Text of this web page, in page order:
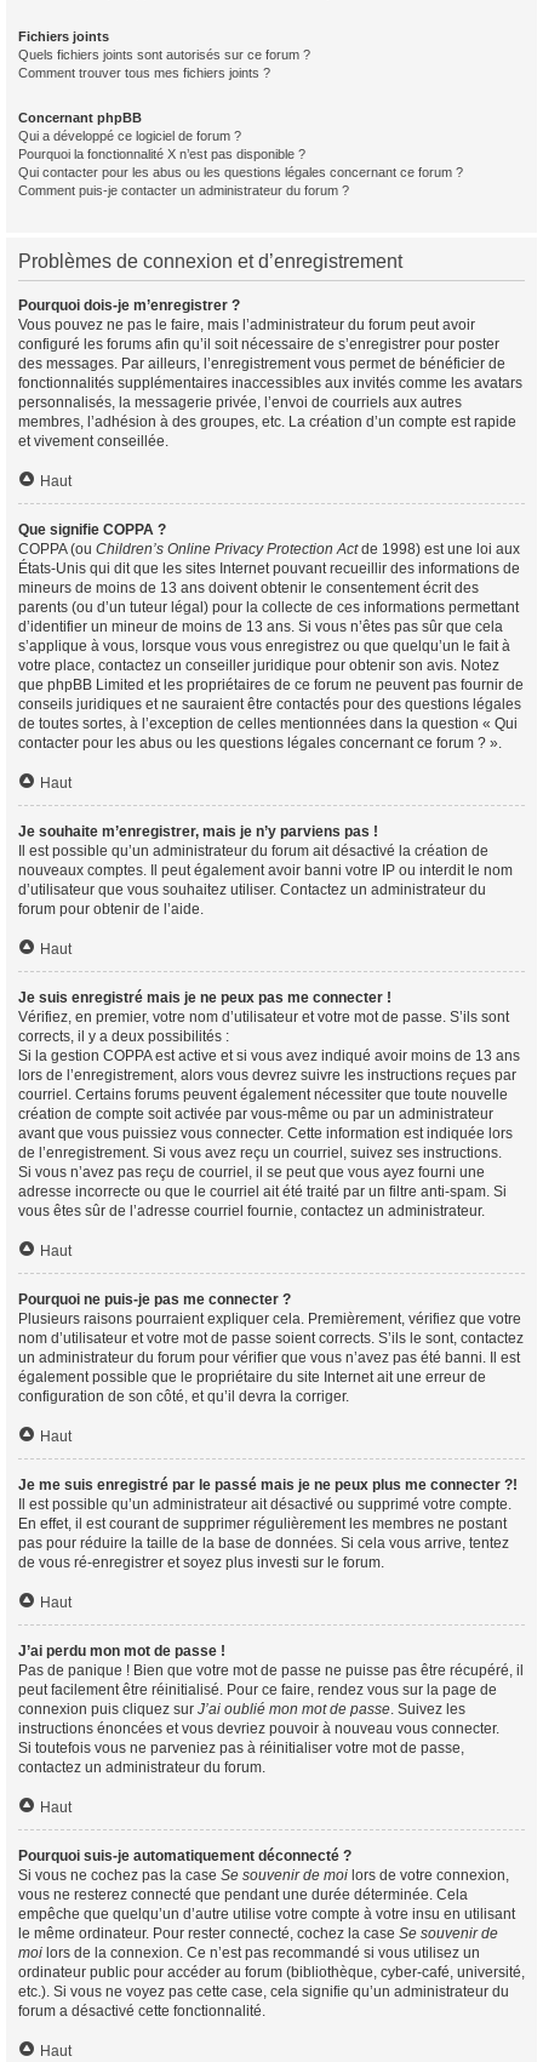
Fichiers joints
Quels fichiers joints sont autorisés sur ce forum ?
Comment trouver tous mes fichiers joints ?
Concernant phpBB
Qui a développé ce logiciel de forum ?
Pourquoi la fonctionnalité X n’est pas disponible ?
Qui contacter pour les abus ou les questions légales concernant ce forum ?
Comment puis-je contacter un administrateur du forum ?
Problèmes de connexion et d’enregistrement
Pourquoi dois-je m’enregistrer ?
Vous pouvez ne pas le faire, mais l’administrateur du forum peut avoir
configuré les forums afin qu’il soit nécessaire de s’enregistrer pour poster
des messages. Par ailleurs, l’enregistrement vous permet de bénéficier de
fonctionnalités supplémentaires inaccessibles aux invités comme les avatars
personnalisés, la messagerie privée, l’envoi de courriels aux autres
membres, l’adhésion à des groupes, etc. La création d’un compte est rapide
et vivement conseillée.
Haut
Que signifie COPPA ?
COPPA (ou Children’s Online Privacy Protection Actde 1998) est une loi aux
États-Unis qui dit que les sites Internet pouvant recueillir des informations de
mineurs de moins de 13 ans doivent obtenir le consentement écrit des
parents (ou d’un tuteur légal) pour la collecte de ces informations permettant
d’identifier un mineur de moins de 13 ans. Si vous n’êtes pas sûr que cela
s’applique à vous, lorsque vous vous enregistrez ou que quelqu’un le fait à
votre place, contactez un conseiller juridique pour obtenir son avis. Notez
que phpBB Limited et les propriétaires de ce forum ne peuvent pas fournir de
conseils juridiques et ne sauraient être contactés pour des questions légales
de toutes sortes, à l’exception de celles mentionnées dans la question « Qui
contacter pour les abus ou les questions légales concernant ce forum ? ».
Haut
Je souhaite m’enregistrer, mais je n’y parviens pas !
Il est possible qu’un administrateur du forum ait désactivé la création de
nouveaux comptes. Il peut également avoir banni votre IP ou interdit le nom
d’utilisateur que vous souhaitez utiliser. Contactez un administrateur du
forum pour obtenir de l’aide.
Haut
Je suis enregistré mais je ne peux pas me connecter !
Vérifiez, en premier, votre nom d’utilisateur et votre mot de passe. S’ils sont
corrects, il y a deux possibilités :
Si la gestion COPPA est active et si vous avez indiqué avoir moins de 13 ans
lors de l’enregistrement, alors vous devrez suivre les instructions reçues par
courriel. Certains forums peuvent également nécessiter que toute nouvelle
création de compte soit activée par vous-même ou par un administrateur
avant que vous puissiez vous connecter. Cette information est indiquée lors
de l’enregistrement. Si vous avez reçu un courriel, suivez ses instructions.
Si vous n’avez pas reçu de courriel, il se peut que vous ayez fourni une
adresse incorrecte ou que le courriel ait été traité par un filtre anti-spam. Si
vous êtes sûr de l’adresse courriel fournie, contactez un administrateur.
Haut
Pourquoi ne puis-je pas me connecter ?
Plusieurs raisons pourraient expliquer cela. Premièrement, vérifiez que votre
nom d’utilisateur et votre mot de passe soient corrects. S’ils le sont, contactez
un administrateur du forum pour vérifier que vous n’avez pas été banni. Il est
également possible que le propriétaire du site Internet ait une erreur de
configuration de son côté, et qu’il devra la corriger.
Haut
Je me suis enregistré par le passé mais je ne peux plus me connecter ?!
Il est possible qu’un administrateur ait désactivé ou supprimé votre compte.
En effet, il est courant de supprimer régulièrement les membres ne postant
pas pour réduire la taille de la base de données. Si cela vous arrive, tentez
de vous ré-enregistrer et soyez plus investi sur le forum.
Haut
J’ai perdu mon mot de passe !
Pas de panique ! Bien que votre mot de passe ne puisse pas être récupéré, il
peut facilement être réinitialisé. Pour ce faire, rendez vous sur la page de
connexion puis cliquez sur J’ai oublié mon mot de passe. Suivez les
instructions énoncées et vous devriez pouvoir à nouveau vous connecter.
Si toutefois vous ne parveniez pas à réinitialiser votre mot de passe,
contactez un administrateur du forum.
Haut
Pourquoi suis-je automatiquement déconnecté ?
Si vous ne cochez pas la case Se souvenir de moi lors de votre connexion,
vous ne resterez connecté que pendant une durée déterminée. Cela
empêche que quelqu’un d’autre utilise votre compte à votre insu en utilisant
le même ordinateur. Pour rester connecté, cochez la case Se souvenir de
moi lors de la connexion. Ce n’est pas recommandé si vous utilisez un
ordinateur public pour accéder au forum (bibliothèque, cyber-café, université,
etc.). Si vous ne voyez pas cette case, cela signifie qu’un administrateur du
forum a désactivé cette fonctionnalité.
Haut